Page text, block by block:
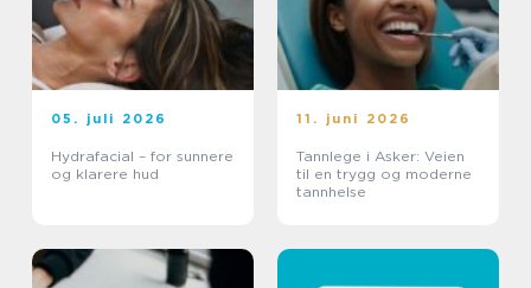
05. juli 2026
Hydrafacial – for sunnere
og klarere hud
11. juni 2026
Tannlege i Asker: Veien
til en trygg og moderne
tannhelse